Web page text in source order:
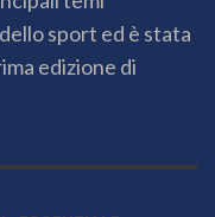
temi
sport ed è stata
edizione di